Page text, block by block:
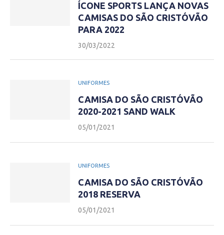
ÍCONE SPORTS LANÇA NOVAS
CAMISAS DO SÃO CRISTÓVÃO
PARA 2022
30/03/2022
UNIFORMES
CAMISA DO SÃO CRISTÓVÃO
2020-2021 SAND WALK
05/01/2021
UNIFORMES
CAMISA DO SÃO CRISTÓVÃO
2018 RESERVA
05/01/2021